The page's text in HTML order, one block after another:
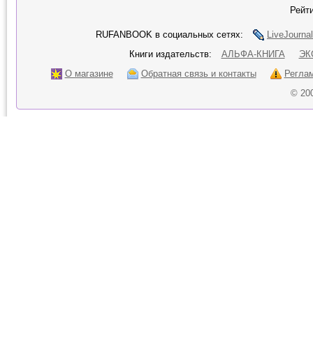
RUFANBOOK в социальных сетях:
LiveJournal
Книги издательств:
АЛЬФА-КНИГА
О магазине
Обратная связь и контакты
©